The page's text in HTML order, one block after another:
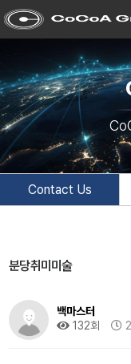
Contact Us
분당취미미술
백마스터
132회